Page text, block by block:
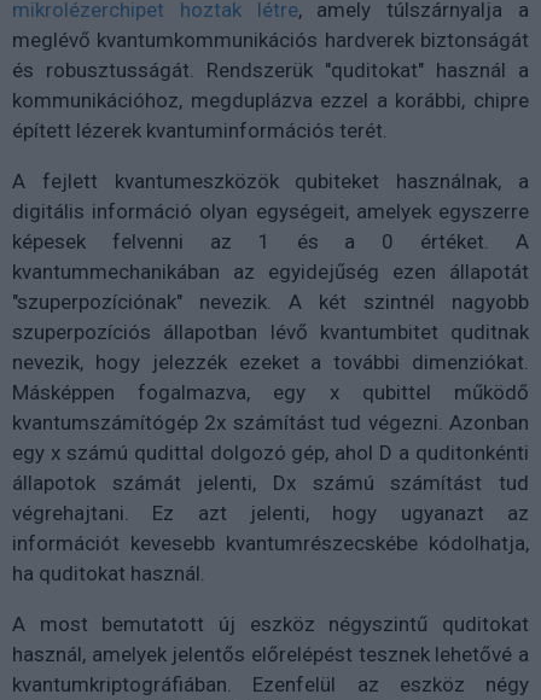
mikrolézerchipet hoztak létre, amely túlszárnyalja a
meglévő kvantumkommunikációs hardverek biztonságát
és robusztusságát. Rendszerük "quditokat" használ a
kommunikációhoz, megduplázva ezzel a korábbi, chipre
épített lézerek kvantuminformációs terét.
A fejlett kvantumeszközök qubiteket használnak, a
digitális információ olyan egységeit, amelyek egyszerre
képesek felvenni az 1 és a 0 értéket. A
kvantummechanikában az egyidejűség ezen állapotát
"szuperpozíciónak" nevezik. A két szintnél nagyobb
szuperpozíciós állapotban lévő kvantumbitet quditnak
nevezik, hogy jelezzék ezeket a további dimenziókat.
Másképpen fogalmazva, egy x qubittel működő
kvantumszámítógép 2x számítást tud végezni. Azonban
egy x számú qudittal dolgozó gép, ahol D a quditonkénti
állapotok számát jelenti, Dx számú számítást tud
végrehajtani. Ez azt jelenti, hogy ugyanazt az
információt kevesebb kvantumrészecskébe kódolhatja,
ha quditokat használ.
A most bemutatott új eszköz négyszintű quditokat
használ, amelyek jelentős előrelépést tesznek lehetővé a
kvantumkriptográfiában. Ezenfelül az eszköz négy